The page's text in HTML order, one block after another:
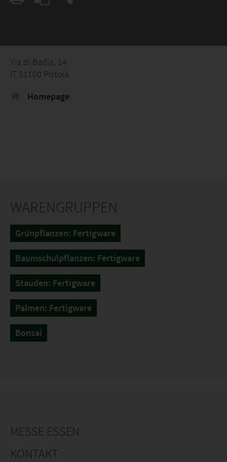
Via di Badia, 14
IT 51100 Pistoia
Homepage
WARENGRUPPEN
Grünpflanzen: Fertigware
Baumschulpflanzen: Fertigware
Stauden: Fertigware
Palmen: Fertigware
Bonsai
MESSE ESSEN
KONTAKT